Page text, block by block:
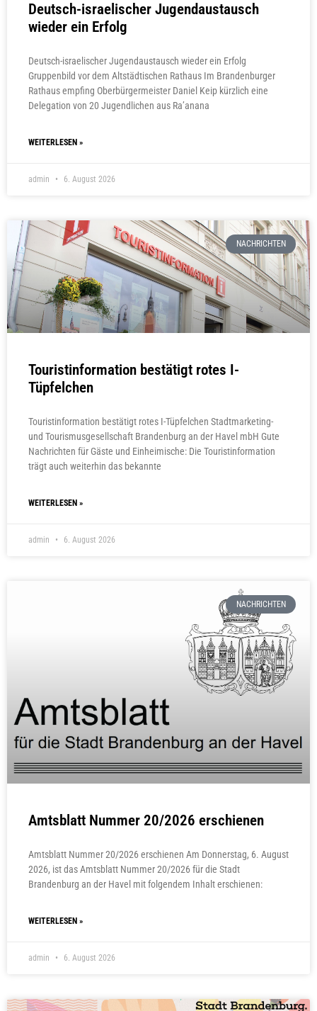
Deutsch-israelischer Jugendaustausch
wieder ein Erfolg
Deutsch-israelischer Jugendaustausch wieder ein Erfolg
Gruppenbild vor dem Altstädtischen Rathaus Im Brandenburger
Rathaus empfing Oberbürgermeister Daniel Keip kürzlich eine
Delegation von 20 Jugendlichen aus Ra’anana
WEITERLESEN »
admin 6. August 2026
NACHRICHTEN
Touristinformation bestätigt rotes I-
Tüpfelchen
Touristinformation bestätigt rotes I-Tüpfelchen Stadtmarketing-
und Tourismusgesellschaft Brandenburg an der Havel mbH Gute
Nachrichten für Gäste und Einheimische: Die Touristinformation
trägt auch weiterhin das bekannte
WEITERLESEN »
admin 6. August 2026
NACHRICHTEN
Amtsblatt Nummer 20/2026 erschienen
Amtsblatt Nummer 20/2026 erschienen Am Donnerstag, 6. August
2026, ist das Amtsblatt Nummer 20/2026 für die Stadt
Brandenburg an der Havel mit folgendem Inhalt erschienen:
WEITERLESEN »
admin 6. August 2026